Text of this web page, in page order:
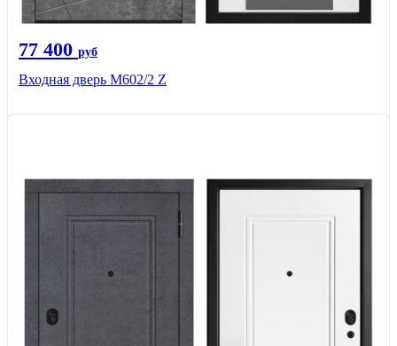
77 400 руб
Входная дверь М602/2 Z